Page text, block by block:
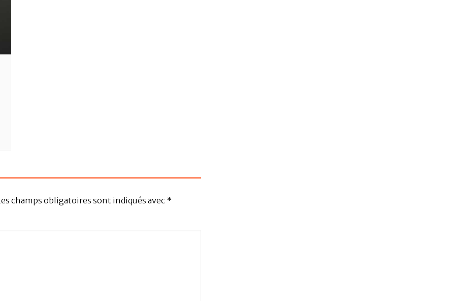
champs obligatoires sont indiqués avec *